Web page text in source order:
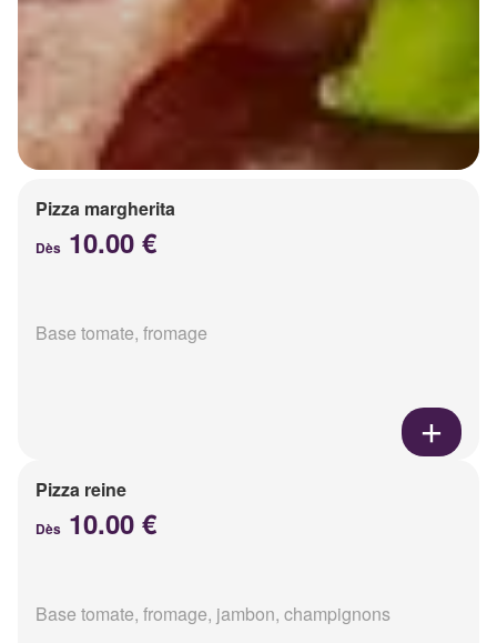
Pizza margherita
Dès 10.00 €
Base tomate, fromage
Pizza reine
Dès 10.00 €
Base tomate, fromage, jambon, champignons